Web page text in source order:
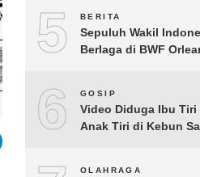
5 BERITA
Sepuluh Wakil
Berlaga di BWF
6 GOSIP
Video Diduga Ibu Tiri
Anak Tiri di Kebun
OLAHRAGA